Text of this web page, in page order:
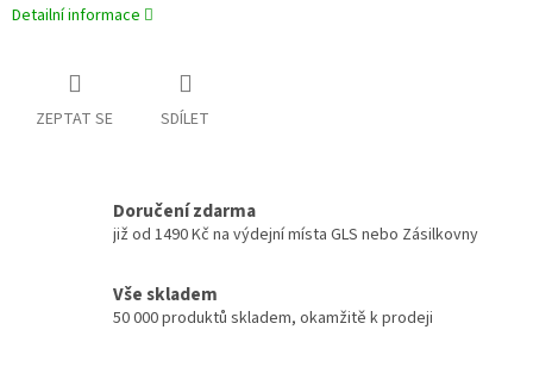
Detailní informace
ZEPTAT SE SDÍLET
Doručení zdarma
již od 1490 Kč na výdejní místa GLS nebo Zásilkovny
Vše skladem
50 000 produktů skladem, okamžitě k prodeji